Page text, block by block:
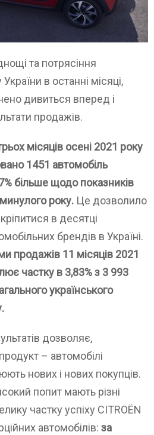
та потрясіння
в останні місяці,
дивиться вперед і
продажів.
місяців осені 2021 року
1451 автомобіль
більше щодо показників
року. Це дозволило
в десятці
брендів в Україні.
продажів 11 місяців 2021
частку в 3,83% з 3 993
українського
дозволяє,
– автомобілі
нових і нових покупців.
попит мають різні
частку успіху CITROЁN
автомобілів: за